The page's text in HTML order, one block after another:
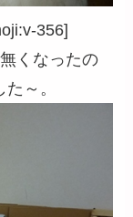
356]
くなったの
～。